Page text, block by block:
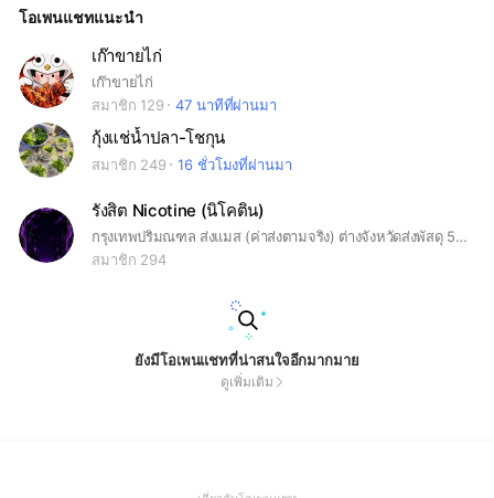
โอเพนแชทแนะนำ
เก๊าขายไก่
เก๊าขายไก่
สมาชิก 129
47 นาทีที่ผ่านมา
กุ้งแช่น้ำปลา-โชกุน
สมาชิก 249 16 ชั่วโมงที่ผ่านมา
รังสิต Nicotine (นิโคติน)
กรุงเทพปริมณฑล ส่งแมส (ค่าส่งตามจริง) ต่างจังหวัดส่งพัสดุ 50 พื้นที่ห่างไกล+30
สมาชิก 294
ยังมีโอเพนแชทที่น่าสนใจอีกมากมาย
ดูเพิ่มเติม